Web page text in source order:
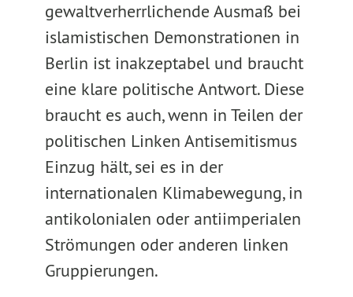
gewaltverherrlichende Ausmaß bei
islamistischen Demonstrationen in
Berlin ist inakzeptabel und braucht
eine klare politische Antwort. Diese
braucht es auch, wenn in Teilen der
politischen Linken Antisemitismus
Einzug hält, sei es in der
internationalen Klimabewegung, in
antikolonialen oder antiimperialen
Strömungen oder anderen linken
Gruppierungen.